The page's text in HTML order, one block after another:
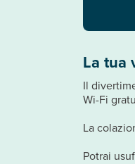
La tua
Il
Wi-Fi
La
Potrai